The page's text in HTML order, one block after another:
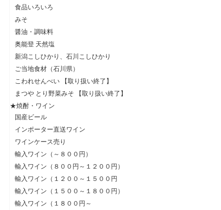
食品いろいろ
みそ
醤油・調味料
奥能登 天然塩
新潟こしひかり、石川こしひかり
ご当地食材（石川県）
こわれせんべい 【取り扱い終了】
まつや とり野菜みそ 【取り扱い終了】
★焼酎・ワイン
国産ビール
インポーター直送ワイン
ワインケース売り
輸入ワイン（～８００円）
輸入ワイン（８００円～１２００円）
輸入ワイン（１２００～１５００円
輸入ワイン（１５００～１８００円）
輸入ワイン（１８００円～